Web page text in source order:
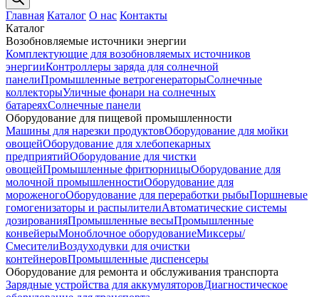
Главная Каталог О нас Контакты
Каталог
Возобновляемые источники энергии
Комплектующие для возобновляемых источников
энергииКонтроллеры заряда для солнечной
панелиПромышленные ветрогенераторыСолнечные
коллекторыУличные фонари на солнечных
батареяхСолнечные панели
Оборудование для пищевой промышленности
Машины для нарезки продуктовОборудование для мойки
овощейОборудование для хлебопекарных
предприятийОборудование для чистки
овощейПромышленные фритюрницыОборудование для
молочной промышленностиОборудование для
мороженогоОборудование для переработки рыбыПоршневые
гомогенизаторы и распылителиАвтоматические системы
дозированияПромышленные весыПромышленные
конвейерыМоноблочное оборудованиеМиксеры/
СмесителиВоздуходувки для очистки
контейнеровПромышленные диспенсеры
Оборудование для ремонта и обслуживания транспорта
Зарядные устройства для аккумуляторовДиагностическое